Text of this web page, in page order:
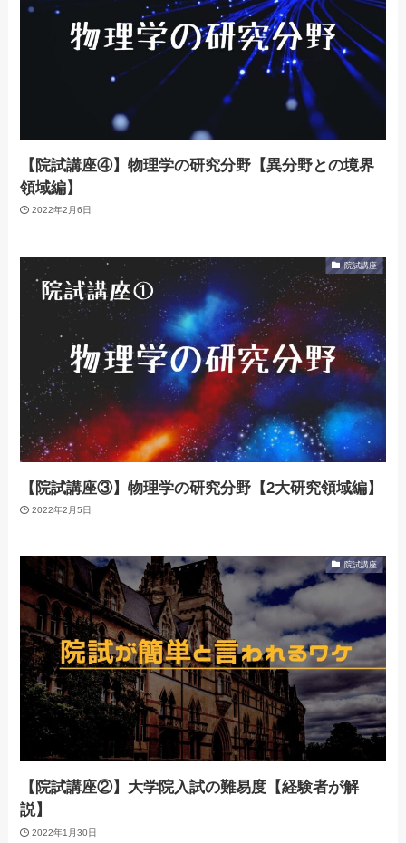
【院試講座④】物理学の研究分野【異分野との境界
領域編】
2022年2月6日
院試講座
【院試講座③】物理学の研究分野【2大研究領域編】
2022年2月5日
院試講座
【院試講座②】大学院入試の難易度【経験者が解
説】
2022年1月30日